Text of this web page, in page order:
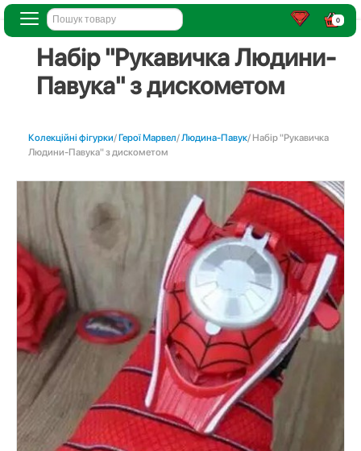
0
Набір "Рукавичка Людини-
Павука" з дискометом
Колекційні фігурки/Герої Марвел/Людина-Павук/ Набір "Рукавичка
Людини-Павука" з дискометом